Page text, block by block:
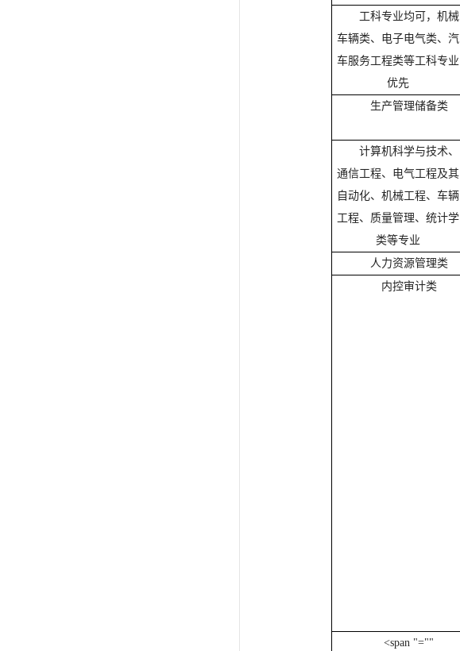
工科专业均可，机械
车辆类、电子电气类、汽
车服务工程类等工科专业
优先
生产管理储备类
计算机科学与技术、
通信工程、电气工程及其
自动化、机械工程、车辆
工程、质量管理、统计学
类等专业
人力资源管理类
内控审计类
<span "=""